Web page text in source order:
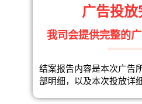
广告投
我司会提供完整的
结案报告内容是本次广告
部明细，以及本次投放详